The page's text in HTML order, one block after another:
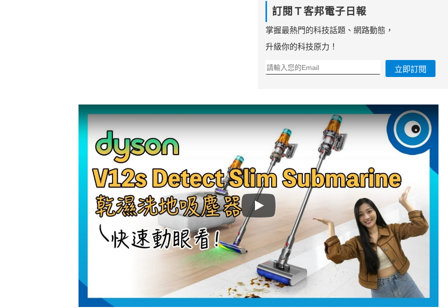
訂閱Ｔ客邦電子日報
掌握最熱門的科技話題、網路動態，
升級你的科技原力！
立即訂閱
Play